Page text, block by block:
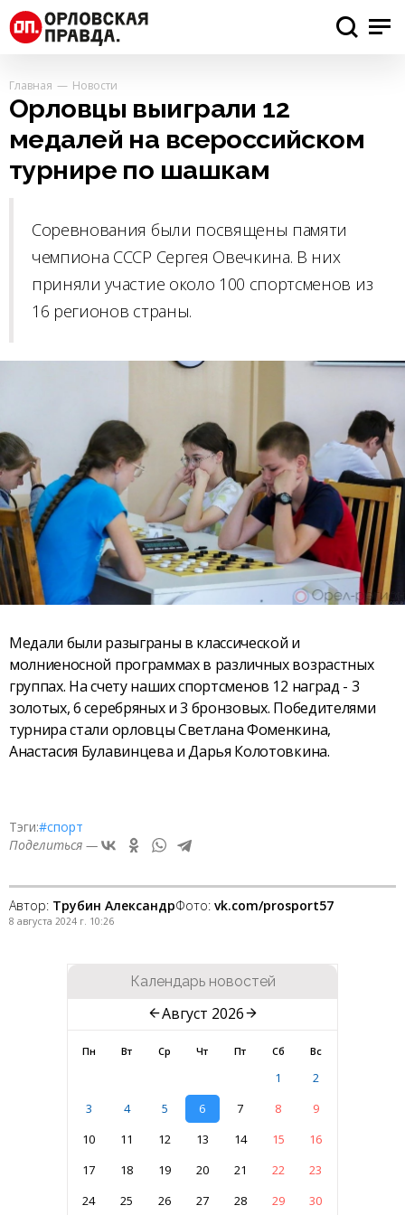
Главная Новости
Орловцы выиграли 12
медалей на всероссийском
турнире по шашкам
Соревнования были посвящены памяти
чемпиона СССР Сергея Овечкина. В них
приняли участие около 100 спортсменов из
16 регионов страны.
Медали были разыграны в классической и
молниеносной программах в различных возрастных
группах. На счету наших спортсменов 12 наград - 3
золотых, 6 серебряных и 3 бронзовых. Победителями
турнира стали орловцы Светлана Фоменкина,
Анастасия Булавинцева и Дарья Колотовкина.
Тэги:#спорт
Поделиться —
Автор: Трубин АлександрФото: vk.com/prosport57
8 августа 2024 г. 10:26
Календарь новостей
Август 2026
Пн Вт Ср Чт Пт Сб Вс
1
2
3
4 5 6 7 8
9
10
11 12 13 14 15
16
17
18 19 20 21 22
23
24
25 26 27 28 29 30